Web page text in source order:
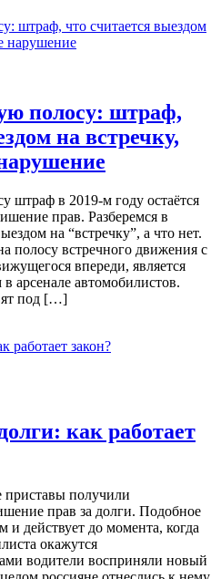
полосу: штраф,
на встречку,
штраф в 2019-м году остаётся
прав. Разберемся в
на “встречку”, а что нет.
полосу встречного движения с
впереди, является
арсенале автомобилистов.
под […]
как работает
приставы получили
прав за долги. Подобное
действует до момента, когда
окажутся
водители восприняли новый